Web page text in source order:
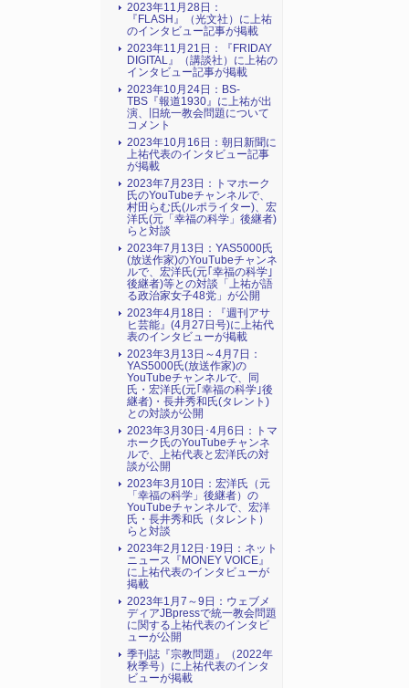
2023年11月28日：
『FLASH』（光文社）に上祐
のインタビュー記事が掲載
2023年11月21日：『FRIDAY
DIGITAL』（講談社）に上祐の
インタビュー記事が掲載
2023年10月24日：BS-
TBS『報道1930』に上祐が出
演、旧統一教会問題について
コメント
2023年10月16日：朝日新聞に
上祐代表のインタビュー記事
が掲載
2023年7月23日：トマホーク
氏のYouTubeチャンネルで、
村田らむ氏(ルポライター)、宏
洋氏(元「幸福の科学」後継者)
らと対談
2023年7月13日：YAS5000氏
(放送作家)のYouTubeチャンネ
ルで、宏洋氏(元｢幸福の科学｣
後継者)等との対談「上祐が語
る政治家女子48党」が公開
2023年4月18日：『週刊アサ
ヒ芸能』(4月27日号)に上祐代
表のインタビューが掲載
2023年3月13日～4月7日：
YAS5000氏(放送作家)の
YouTubeチャンネルで、同
氏・宏洋氏(元｢幸福の科学｣後
継者)・長井秀和氏(タレント)
との対談が公開
2023年3月30日･4月6日：トマ
ホーク氏のYouTubeチャンネ
ルで、上祐代表と宏洋氏の対
談が公開
2023年3月10日：宏洋氏（元
「幸福の科学」後継者）の
YouTubeチャンネルで、宏洋
氏・長井秀和氏（タレント）
らと対談
2023年2月12日･19日：ネット
ニュース『MONEY VOICE』
に上祐代表のインタビューが
掲載
2023年1月7～9日：ウェブメ
ディアJBpressで統一教会問題
に関する上祐代表のインタビ
ューが公開
季刊誌『宗教問題』（2022年
秋季号）に上祐代表のインタ
ビューが掲載